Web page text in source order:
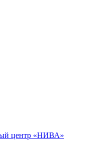
центр «НИВА»